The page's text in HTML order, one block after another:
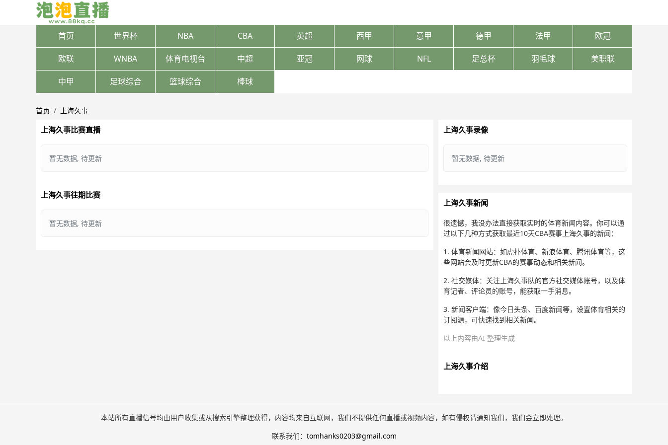
首页 世界杯 NBA CBA 英超 西甲 意甲 德甲 法甲 欧冠
欧联 WNBA 体育电视台 中超 亚冠 网球 NFL 足总杯 羽毛球 美职联
中甲 足球综合 篮球综合 棒球
首页 上海久事
上海久事比赛直播
暂无数据, 待更新
上海久事往期比赛
暂无数据, 待更新
上海久事录像
暂无数据, 待更新
上海久事新闻
很遗憾，我没办法直接获取实时的体育新闻内容。你可以通
过以下几种方式获取最近10天CBA赛事上海久事的新闻：
1. 体育新闻网站：如虎扑体育、新浪体育、腾讯体育等，这
些网站会及时更新CBA的赛事动态和相关新闻。
2. 社交媒体：关注上海久事队的官方社交媒体账号，以及体
育记者、评论员的账号，能获取一手消息。
3. 新闻客户端：像今日头条、百度新闻等，设置体育相关的
订阅源，可快速找到相关新闻。
以上内容由AI 整理生成
上海久事介绍
本站所有直播信号均由用户收集或从搜索引擎整理获得，内容均来自互联网，我们不提供任何直播或视频内容，如有侵权请通知我们，我们会立即处理。
联系我们： tomhanks0203@gmail.com